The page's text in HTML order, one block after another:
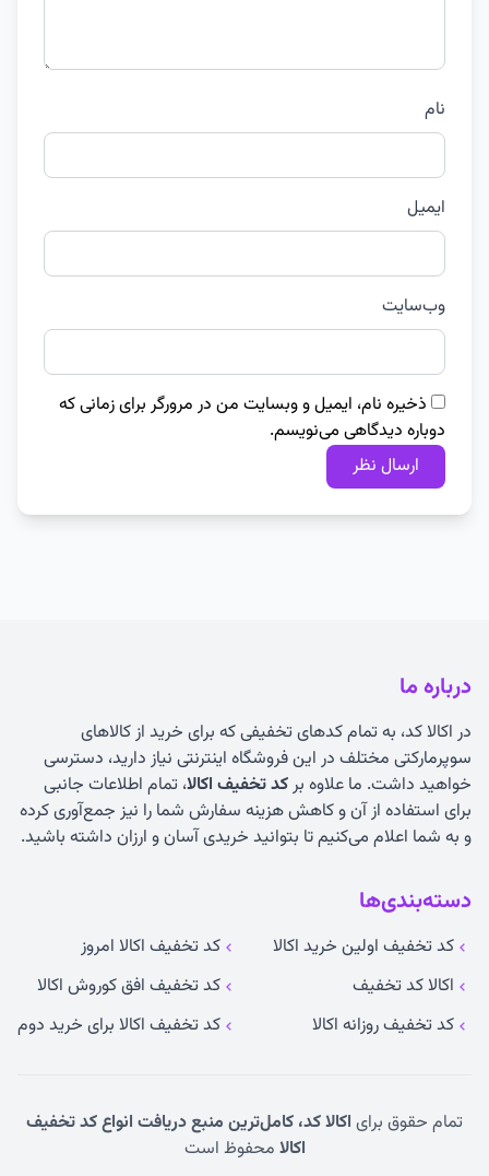
نام
ایمیل
وب‌سایت
ذخیره نام، ایمیل و وبسایت من در مرورگر برای زمانی که
دوباره دیدگاهی می‌نویسم.
درباره ما
در اکالا کد، به تمام کدهای تخفیفی که برای خرید از کالاهای
سوپرمارکتی مختلف در این فروشگاه اینترنتی نیاز دارید، دسترسی
خواهید داشت. ما علاوه برکد تخفیف اکالا، تمام اطلاعات جانبی
برای استفاده از آن و کاهش هزینه سفارش شما را نیز جمع‌آوری کرده
و به شما اعلام می‌کنیم تا بتوانید خریدی آسان و ارزان داشته باشید.
دسته‌بندی‌ها
کد تخفیف اولین خرید اکالا
کد تخفیف اکالا امروز
اکالا کد تخفیف
کد تخفیف افق کوروش اکالا
کد تخفیف روزانه اکالا
کد تخفیف اکالا برای خرید دوم
تمام حقوق برای اکالا کد، کامل‌ترین منبع دریافت انواع کد تخفیف
اکالا محفوظ است